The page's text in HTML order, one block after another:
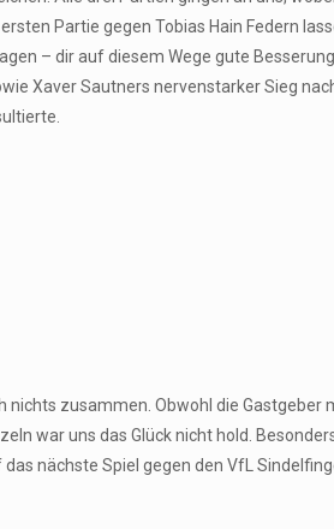
Partie gegen Tobias Hain Federn
– dir auf diesem Wege gute
Xaver Sautners nervenstarker Sieg
zusammen. Obwohl die Gastgeber
war uns das Glück nicht hold.
nächste Spiel gegen den VfL